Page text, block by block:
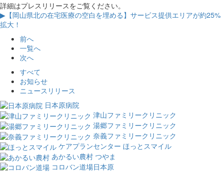
詳細はプレスリリースをご覧ください。
▶【岡山県北の在宅医療の空白を埋める】サービス提供エリアが約25%
拡大！
前へ
一覧へ
次へ
すべて
お知らせ
ニュースリリース
日本原病院
津山ファミリークリニック
湯郷ファミリークリニック
奈義ファミリークリニック
ケアプランセンター ほっとスマイル
あかるい農村 つやま
コロバン道場日本原